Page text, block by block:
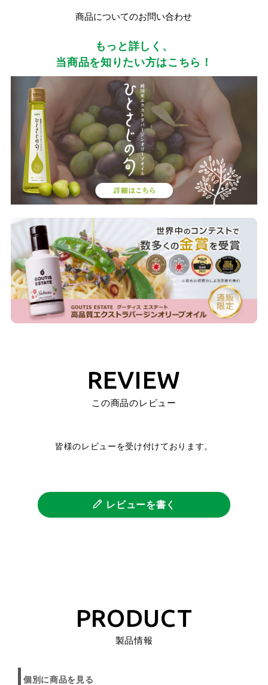
商品についてのお問い合わせ
もっと詳しく、
当商品を知りたい方はこちら！
REVIEW
この商品のレビュー
皆様のレビューを受け付けております。
レビューを書く
PRODUCT
製品情報
個別に商品を見る